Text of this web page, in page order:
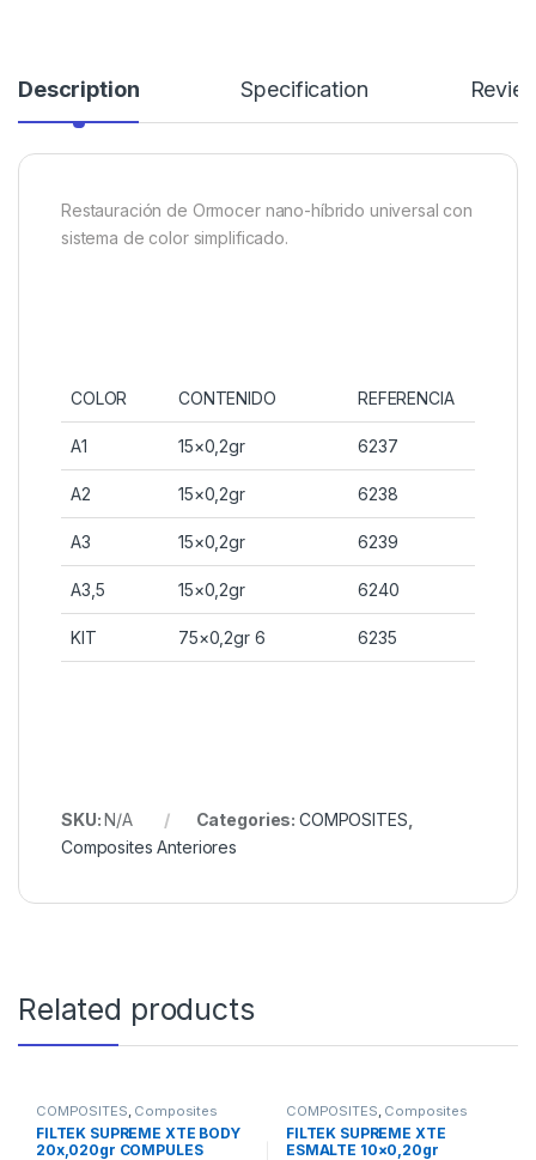
Description Specification
Restauración de Ormocer nano-híbrido universal con
sistema de color simplificado.
COLOR CONTENIDO REFERENCIA
A1 15×0,2gr 6237
A2 15×0,2gr 6238
A3 15×0,2gr 6239
A3,5 15×0,2gr 6240
KIT 75×0,2gr 6 6235
SKU:N/A Categories: COMPOSITES
Composites Anteriores
Related products
COMPOSITES Composites
FILTEK SUPREME XTE BODY
20x,020gr COMPULES
COMPOSITES Composites
FILTEK SUPREME XTE
ESMALTE 10×0,20gr